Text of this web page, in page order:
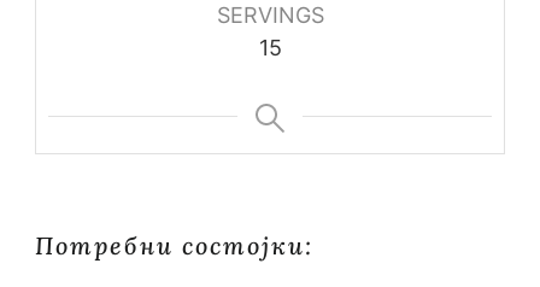
SERVINGS
15
Потребни состојки: